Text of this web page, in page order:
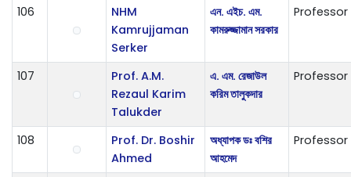
106
NHM
Kamrujjaman
Serker
এন. এইচ. এম.
কামরুজ্জামান সরকার
Professor
107
Prof. A.M.
Rezaul Karim
Talukder
এ. এম. রেজাউল
করিম তালুকদার
Professor
108
Prof. Dr. Boshir
Ahmed
অধ্যাপক ডঃ বশির
আহমেদ
Professor